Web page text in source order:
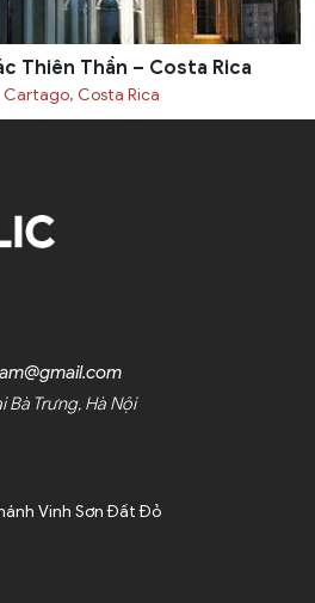
Thiên Thần – Costa Rica
Cartago, Costa Rica
Bà Trưng, Hà Nội
Vinh Sơn Đất Đỏ